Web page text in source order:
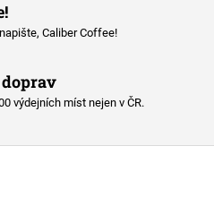
Caliber Coffee!
výdejních míst nejen v ČR.